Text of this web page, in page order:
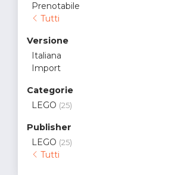
Prenotabile
Tutti
Versione
Italiana
Import
Categorie
LEGO (25)
Publisher
LEGO (25)
Tutti